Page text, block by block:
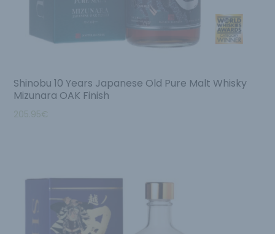
Shinobu 10 Years Japanese Old Pure Malt Whisky
Mizunara OAK Finish
205.95€